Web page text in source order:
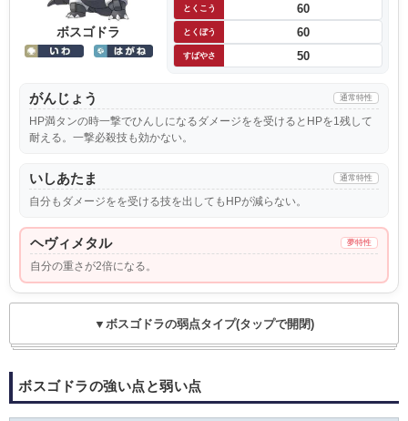
ボスゴドラ
とくこう 60
とくぼう 60
すばやさ 50
がんじょう 通常特性
HP満タンの時一撃でひんしになるダメージをを受けるとHPを1残して
耐える。一撃必殺技も効かない。
いしあたま 通常特性
自分もダメージをを受ける技を出してもHPが減らない。
ヘヴィメタル 夢特性
自分の重さが2倍になる。
▼ボスゴドラの弱点タイプ(タップで開閉)
ボスゴドラの強い点と弱い点